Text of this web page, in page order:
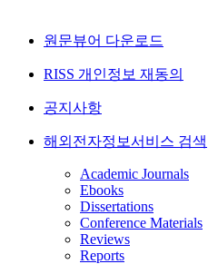
원문뷰어 다운로드
RISS 개인정보 재동의
공지사항
해외전자정보서비스 검색
Academic Journals
Ebooks
Dissertations
Conference Materials
Reviews
Reports